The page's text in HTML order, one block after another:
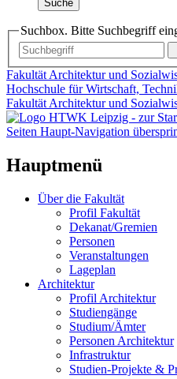
Suche
Suchbox. Bitte Suchbegriff
Fakultät Architektur und
Hochschule für Wirtschaft,
Fakultät Architektur und
Seiten Haupt-Navigation
Hauptmenü
Über die Fakultät
Profil Fakultät
Dekanat/Gremien
Personen
Veranstaltungen
Lageplan
Architektur
Profil Architektur
Studiengänge
Studium/Ämter
Personen Architektur
Infrastruktur
Studien-Projekte &